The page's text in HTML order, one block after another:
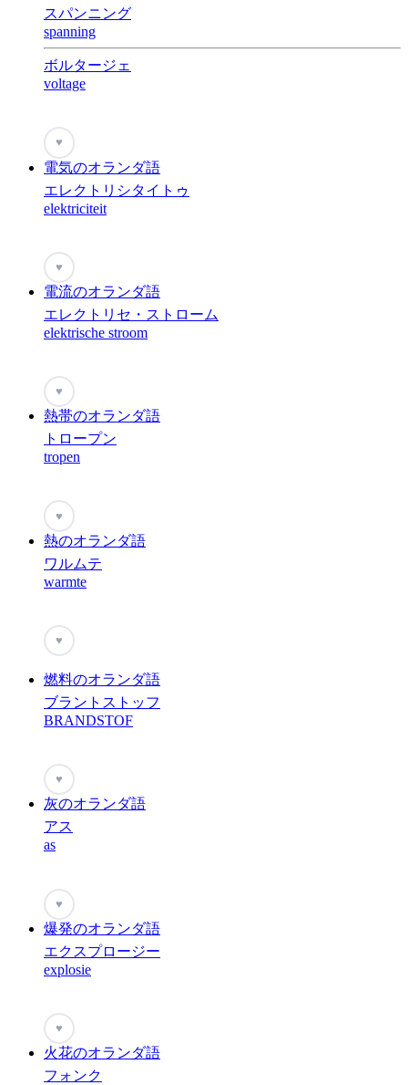
スパンニング
spanning
ボルタージェ
voltage
♥
電気のオランダ語
エレクトリシタイトゥ
elektriciteit
♥
電流のオランダ語
エレクトリセ・ストローム
elektrische stroom
♥
熱帯のオランダ語
トロープン
tropen
♥
熱のオランダ語
ワルムテ
warmte
♥
燃料のオランダ語
ブラントストッフ
BRANDSTOF
♥
灰のオランダ語
アス
as
♥
爆発のオランダ語
エクスプロージー
explosie
♥
火花のオランダ語
フォンク